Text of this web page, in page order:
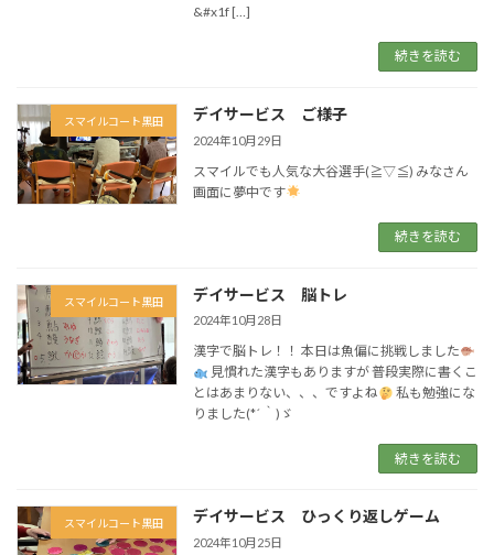
&#x1f […]
続きを読む
スマイルコート黒田 デイサービス ご様子
2024年10月29日
スマイルでも人気な大谷選手(≧▽≦) みなさん
画面に夢中です
続きを読む
スマイルコート黒田 デイサービス 脳トレ
2024年10月28日
漢字で脳トレ！！ 本日は魚偏に挑戦しました
見慣れた漢字もありますが 普段実際に書くこ
とはあまりない、、、ですよね
私も勉強にな
りました(*´ ｀)ゞ
続きを読む
スマイルコート黒田 デイサービス ひっくり返しゲーム
2024年10月25日